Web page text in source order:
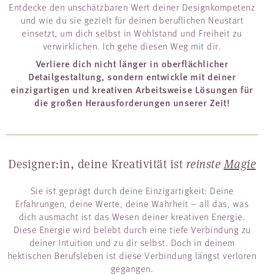
Entdecke den unschätzbaren Wert deiner Designkompetenz
und wie du sie gezielt für deinen beruflichen Neustart
einsetzt, um dich selbst in Wohlstand und Freiheit zu
verwirklichen. Ich gehe diesen Weg mit dir.
Verliere dich nicht länger in oberflächlicher
Detailgestaltung, sondern entwickle mit deiner
einzigartigen und kreativen Arbeitsweise Lösungen für
die großen Herausforderungen unserer Zeit!
Designer:in, deine Kreativität ist reinste Magie
Sie ist geprägt durch deine Einzigartigkeit: Deine
Erfahrungen, deine Werte, deine Wahrheit – all das, was
dich ausmacht ist das Wesen deiner kreativen Energie.
Diese Energie wird belebt durch eine tiefe Verbindung zu
deiner Intuition und zu dir selbst. Doch in deinem
hektischen Berufsleben ist diese Verbindung längst verloren
gegangen.